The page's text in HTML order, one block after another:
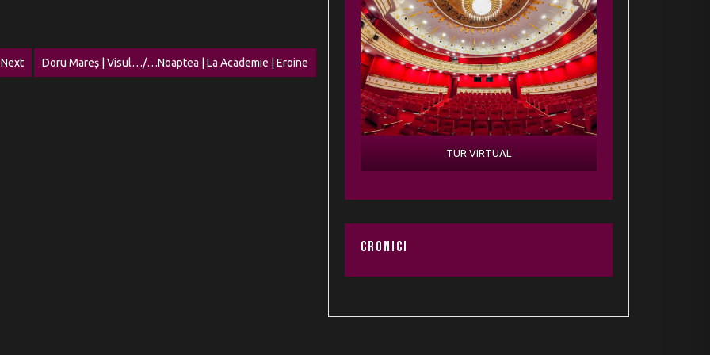
Next
Next
Doru Mareș | Visul…/…Noaptea | La Academie | Eroine
TUR VIRTUAL
CRONICI